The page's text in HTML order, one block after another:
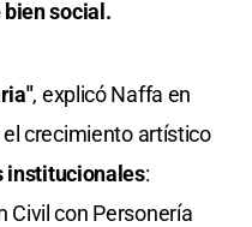
social.
, explicó Naffa en
crecimiento artístico
institucionales:
Civil con Personería